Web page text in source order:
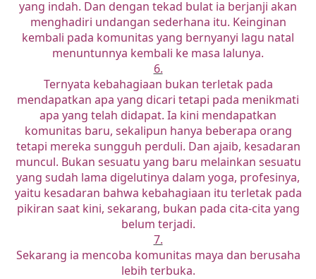
yang indah. Dan dengan tekad bulat ia berjanji akan
menghadiri undangan sederhana itu. Keinginan
kembali pada komunitas yang bernyanyi lagu natal
menuntunnya kembali ke masa lalunya.
6.
Ternyata kebahagiaan bukan terletak pada
mendapatkan apa yang dicari tetapi pada menikmati
apa yang telah didapat. Ia kini mendapatkan
komunitas baru, sekalipun hanya beberapa orang
tetapi mereka sungguh perduli. Dan ajaib, kesadaran
muncul. Bukan sesuatu yang baru melainkan sesuatu
yang sudah lama digelutinya dalam yoga, profesinya,
yaitu kesadaran bahwa kebahagiaan itu terletak pada
pikiran saat kini, sekarang, bukan pada cita-cita yang
belum terjadi.
7.
Sekarang ia mencoba komunitas maya dan berusaha
lebih terbuka.